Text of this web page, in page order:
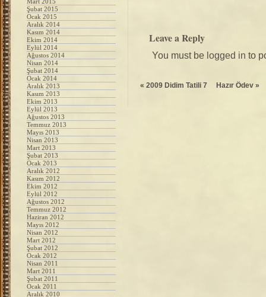
Şubat 2015
Ocak 2015
Aralık 2014
Kasım 2014
Ekim 2014
Eylül 2014
Ağustos 2014
Nisan 2014
Şubat 2014
Ocak 2014
Aralık 2013
Kasım 2013
Ekim 2013
Eylül 2013
Ağustos 2013
Temmuz 2013
Mayıs 2013
Nisan 2013
Mart 2013
Şubat 2013
Ocak 2013
Aralık 2012
Kasım 2012
Ekim 2012
Eylül 2012
Ağustos 2012
Temmuz 2012
Haziran 2012
Mayıs 2012
Nisan 2012
Mart 2012
Şubat 2012
Ocak 2012
Nisan 2011
Mart 2011
Şubat 2011
Ocak 2011
Aralık 2010
Leave a Reply
You must be logged in to
« 2009 Didim Tatili 7 Hazır Ödev »